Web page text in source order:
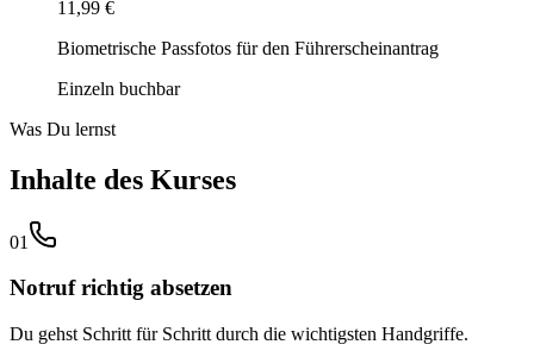
11,99 €
Biometrische Passfotos für den Führerscheinantrag
Einzeln buchbar
Was Du lernst
Inhalte des Kurses
01
Notruf richtig absetzen
Du gehst Schritt für Schritt durch die wichtigsten Handgriffe.